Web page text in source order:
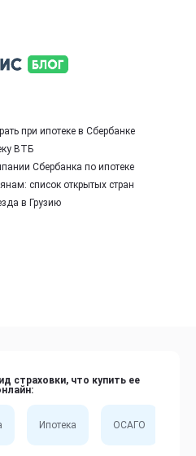
при ипотеке в Сбербанке
ВТБ
Сбербанка по ипотеке
список открытых стран
в Грузию
страховки, что купить ее
Ипотека ОСАГО